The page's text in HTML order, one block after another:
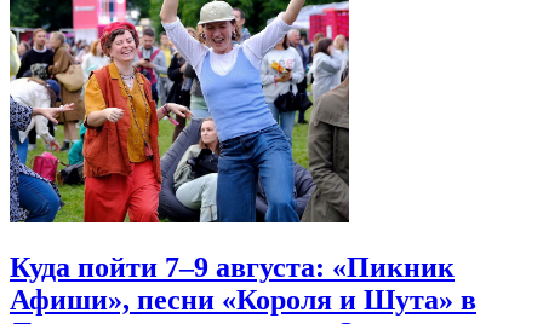
Куда пойти 7–9 августа: «Пикник
Афиши», песни «Короля и Шута» в